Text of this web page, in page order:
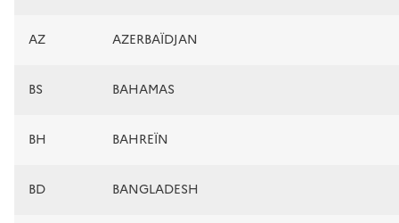
AZ AZERBAÏDJAN
BS BAHAMAS
BH BAHREÏN
BD BANGLADESH